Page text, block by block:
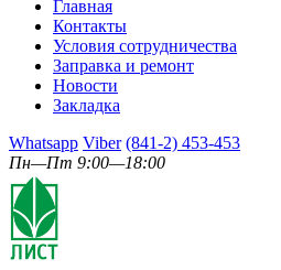
Главная
Контакты
Условия сотрудничества
Заправка и ремонт
Новости
Закладка
Whatsapp Viber (841-2) 453-453
Пн—Пт 9:00—18:00